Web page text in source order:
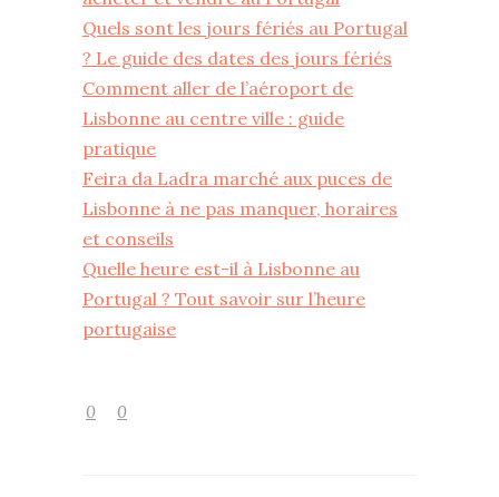
Quels sont les jours fériés au Portugal
? Le guide des dates des jours fériés
Comment aller de l’aéroport de
Lisbonne au centre ville : guide
pratique
Feira da Ladra marché aux puces de
Lisbonne à ne pas manquer, horaires
et conseils
Quelle heure est-il à Lisbonne au
Portugal ? Tout savoir sur l’heure
portugaise
0 0